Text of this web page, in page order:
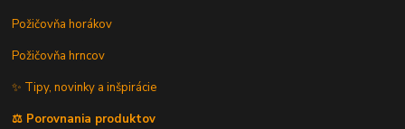
Požičovňa horákov
Požičovňa hrncov
✨ Tipy, novinky a inšpirácie
⚖️ Porovnania produktov